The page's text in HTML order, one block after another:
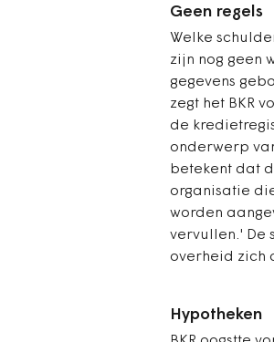
Geen regels
Welke
zijn nog geen
gegevens
zegt het BKR
de
onderwerp
betekent dat
organisatie
worden
vervullen.' De
overheid zich
Hypotheken